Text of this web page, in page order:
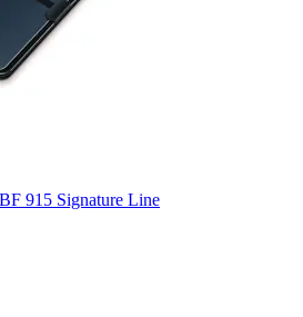
915 Signature Line